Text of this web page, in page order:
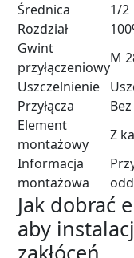
Średnica
1/2
Rozdział
Gwint
przyłączeniowy
M
Uszczelnienie
Przyłącza
Element
montażowy
Z
Informacja
montażowa
Jak dobrać
aby
zakłóceń